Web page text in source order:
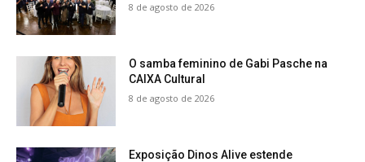
8 de agosto de 2026
O samba feminino de Gabi Pasche na
CAIXA Cultural
8 de agosto de 2026
Exposição Dinos Alive estende